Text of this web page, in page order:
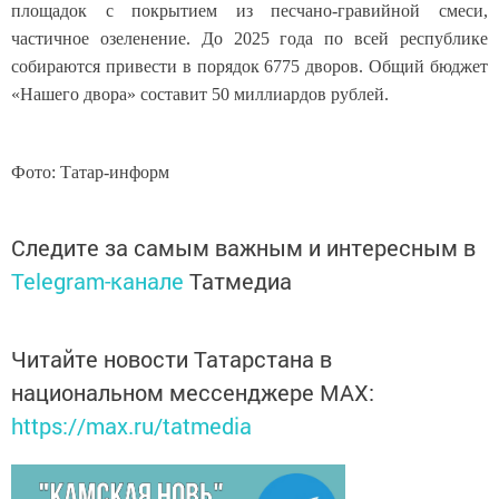
площадок с покрытием из песчано-гравийной смеси,
частичное озеленение. До 2025 года по всей республике
собираются привести в порядок 6775 дворов. Общий бюджет
«Нашего двора» составит 50 миллиардов рублей.
Фото: Татар-информ
Следите за самым важным и интересным в
Telegram-канале Татмедиа
Читайте новости Татарстана в
национальном мессенджере MАХ:
https://max.ru/tatmedia